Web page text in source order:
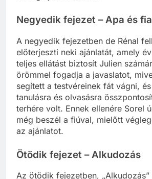
Negyedik fejezet – Apa és fia
A negyedik fejezetben de Rénal
előterjeszti neki ajánlatát, amely
teljes ellátást biztosít Julien
örömmel fogadja a javaslatot,
segített a testvéreinek fát vágni,
tanulásra és olvasásra
terhére volt. Ennek ellenére Sorel
még beszél a fiúval, mielőtt
Ötödik fejezet – Alkudozás